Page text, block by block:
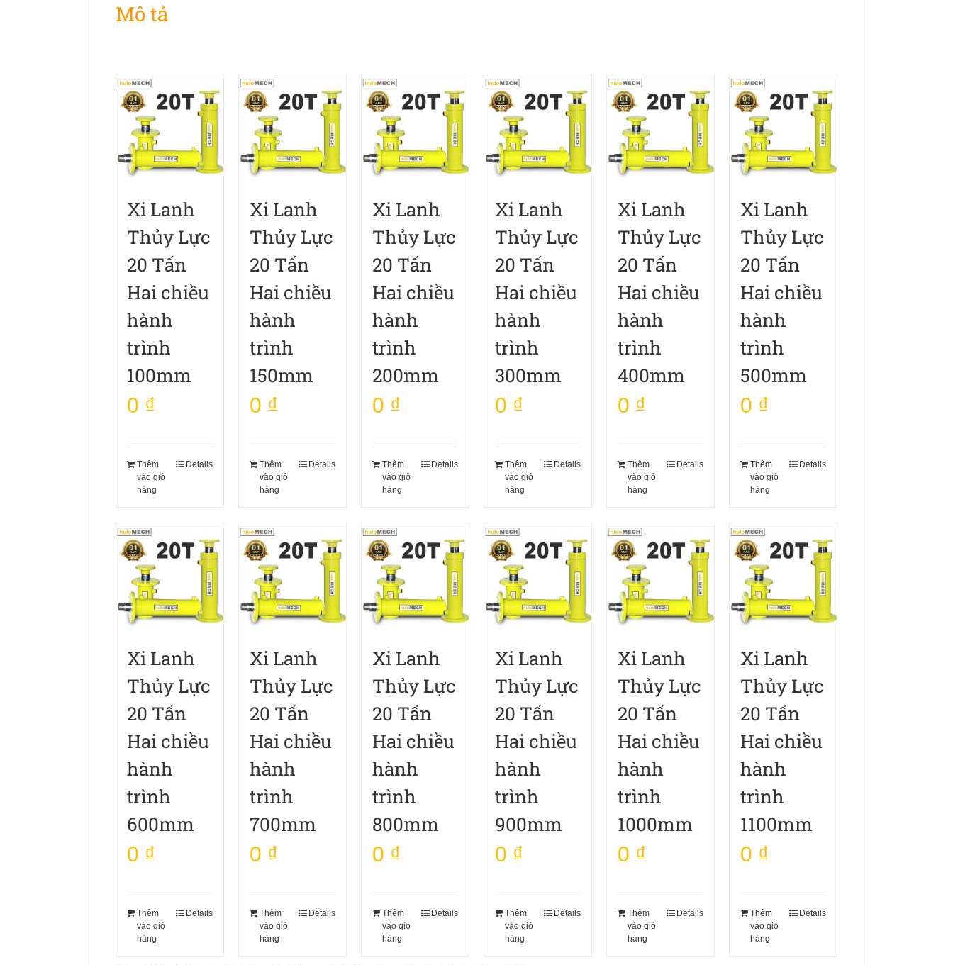
Mô tả
Xi Lanh
Thủy Lực
20 Tấn
Hai chiều
hành
trình
100mm
0 ₫
Thêm
vào giỏ
hàng
Details
Xi Lanh
Thủy Lực
20 Tấn
Hai chiều
hành
trình
150mm
0 ₫
Thêm
vào giỏ
hàng
Details
Xi Lanh
Thủy Lực
20 Tấn
Hai chiều
hành
trình
200mm
0 ₫
Thêm
vào giỏ
hàng
Details
Xi Lanh
Thủy Lực
20 Tấn
Hai chiều
hành
trình
300mm
0 ₫
Thêm
vào giỏ
hàng
Details
Xi Lanh
Thủy Lực
20 Tấn
Hai chiều
hành
trình
400mm
0 ₫
Thêm
vào giỏ
hàng
Details
Xi Lanh
Thủy Lực
20 Tấn
Hai chiều
hành
trình
500mm
0 ₫
Thêm
vào giỏ
hàng
Details
Xi Lanh
Thủy Lực
20 Tấn
Hai chiều
hành
trình
600mm
0 ₫
Thêm
vào giỏ
hàng
Details
Xi Lanh
Thủy Lực
20 Tấn
Hai chiều
hành
trình
700mm
0 ₫
Thêm
vào giỏ
hàng
Details
Xi Lanh
Thủy Lực
20 Tấn
Hai chiều
hành
trình
800mm
0 ₫
Thêm
vào giỏ
hàng
Details
Xi Lanh
Thủy Lực
20 Tấn
Hai chiều
hành
trình
900mm
0 ₫
Thêm
vào giỏ
hàng
Details
Xi Lanh
Thủy Lực
20 Tấn
Hai chiều
hành
trình
1000mm
0 ₫
Thêm
vào giỏ
hàng
Details
Xi Lanh
Thủy Lực
20 Tấn
Hai chiều
hành
trình
1100mm
0 ₫
Thêm
vào giỏ
hàng
Details